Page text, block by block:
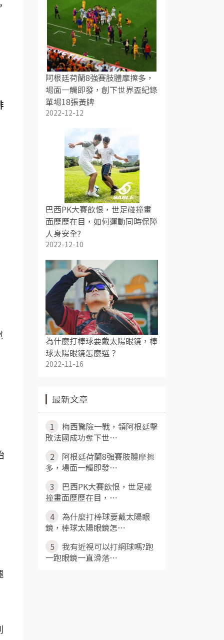
阿根廷荷蘭8強賽肢體摩擦多，
場面一觸即發，創下世界盃紀錄
單場18張黃牌
2022-12-12
巴西PK大賽飲恨，世足碰撞畫
面歷歷在目，如何運動同時保障
人身安全?
2022-12-10
為什麼打棒球要戴太陽眼鏡，棒
球太陽眼鏡怎麼選？
2022-11-16
最新文章
1
梅西驚險一戰，領阿根廷擊
敗法國成功奪下世⋯
2
阿根廷荷蘭8強賽肢體摩擦
多，場面一觸即發⋯
3
巴西PK大賽飲恨，世足碰
撞畫面歷歷在目，⋯
4
為什麼打棒球要戴太陽眼
鏡，棒球太陽眼鏡怎⋯
5
我有近視可以打網球嗎?跑
一跑眼鏡一直滑落⋯